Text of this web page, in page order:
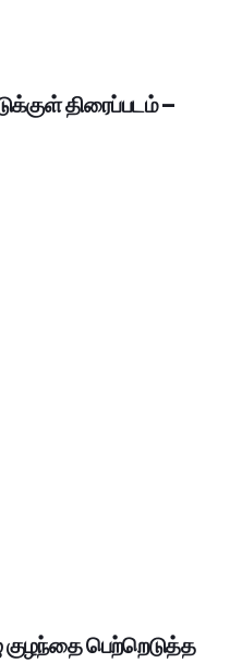
திரைப்படம் –
பெற்றெடுத்த